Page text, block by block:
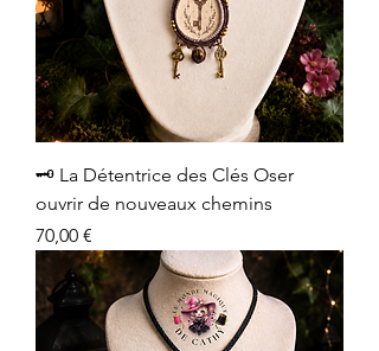
🗝️ La Détentrice des Clés Oser
ouvrir de nouveaux chemins
Prix
70,00 €